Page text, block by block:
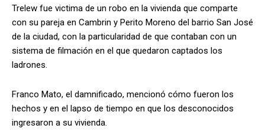
Trelew fue victima de un robo en la vivienda que comparte
con su pareja en Cambrin y Perito Moreno del barrio San José
de la ciudad, con la particularidad de que contaban con un
sistema de filmación en el que quedaron captados los
ladrones.
Franco Mato, el damnificado, mencionó cómo fueron los
hechos y en el lapso de tiempo en que los desconocidos
ingresaron a su vivienda.